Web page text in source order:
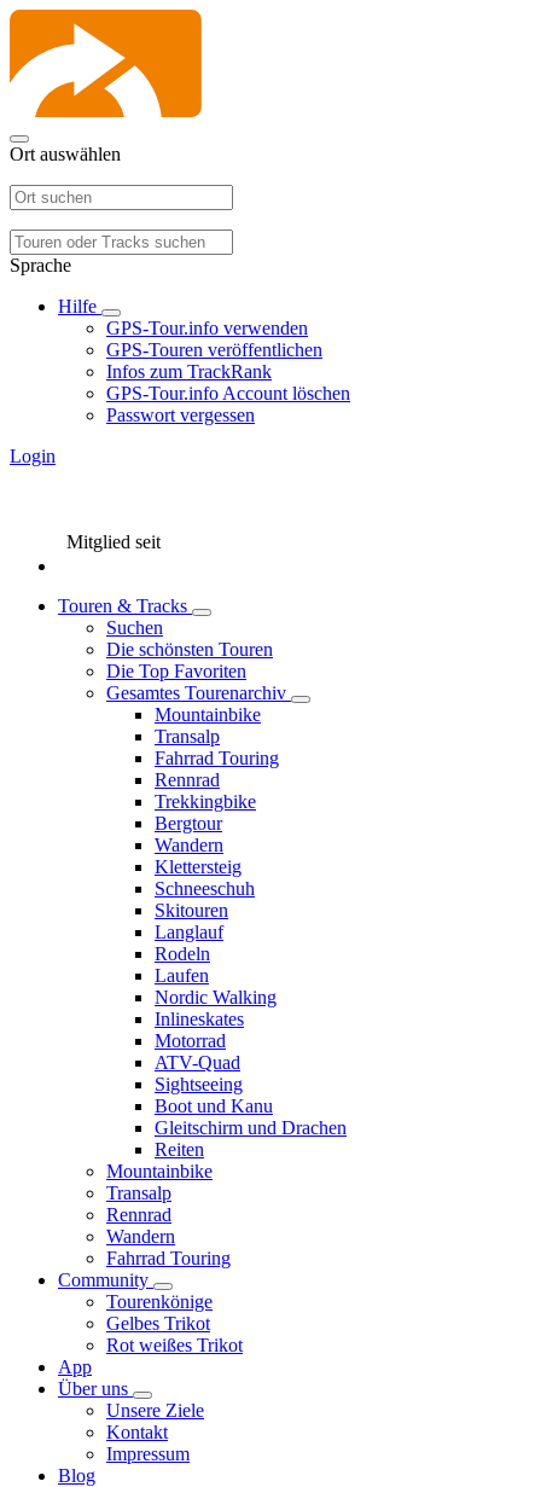
Ort auswählen
Sprache
Hilfe
GPS-Tour.info verwenden
GPS-Touren veröffentlichen
Infos zum TrackRank
GPS-Tour.info Account löschen
Passwort vergessen
Login
Mitglied seit
Touren & Tracks
Suchen
Die schönsten Touren
Die Top Favoriten
Gesamtes Tourenarchiv
Mountainbike
Transalp
Fahrrad Touring
Rennrad
Trekkingbike
Bergtour
Wandern
Klettersteig
Schneeschuh
Skitouren
Langlauf
Rodeln
Laufen
Nordic Walking
Inlineskates
Motorrad
ATV-Quad
Sightseeing
Boot und Kanu
Gleitschirm und Drachen
Reiten
Mountainbike
Transalp
Rennrad
Wandern
Fahrrad Touring
Community
Tourenkönige
Gelbes Trikot
Rot weißes Trikot
App
Über uns
Unsere Ziele
Kontakt
Impressum
Blog